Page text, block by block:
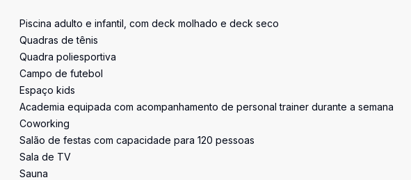
Piscina adulto e infantil, com deck molhado e deck seco
Quadras de tênis
Quadra poliesportiva
Campo de futebol
Espaço kids
Academia equipada com acompanhamento de personal trainer durante a semana
Coworking
Salão de festas com capacidade para 120 pessoas
Sala de TV
Sauna